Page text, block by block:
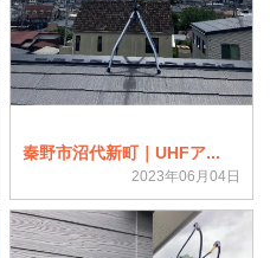
秦野市沼代新町｜UHFア...
2023年06月04日